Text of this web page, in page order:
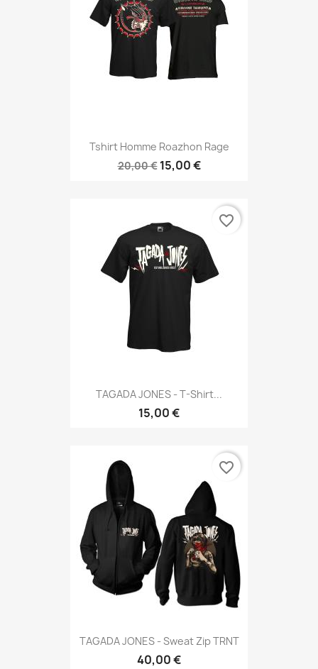
Tshirt Homme Roazhon Rage
20,00 € 15,00 €
TAGADA JONES - T-Shirt...
15,00 €
favorite_border
TAGADA JONES - Sweat Zip TRNT
40,00 €
favorite_border